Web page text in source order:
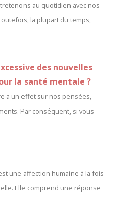
au quotidien avec nos
la plupart du temps,
des nouvelles
la santé mentale ?
a un effet sur nos pensées,
Par conséquent, si vous
une affection humaine à la fois
Elle comprend une réponse